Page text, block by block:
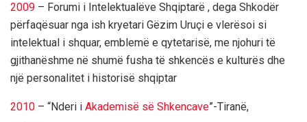
2009 – Forumi i Intelektualëve Shqiptarë , dega Shkodër
përfaqësuar nga ish kryetari Gëzim Uruçi e vlerësoi si
intelektual i shquar, emblemë e qytetarisë, me njohuri të
gjithanëshme në shumë fusha të shkencës e kulturës dhe
një personalitet i historisë shqiptar
2010 – “Nderi i Akademisë së Shkencave”-Tiranë,